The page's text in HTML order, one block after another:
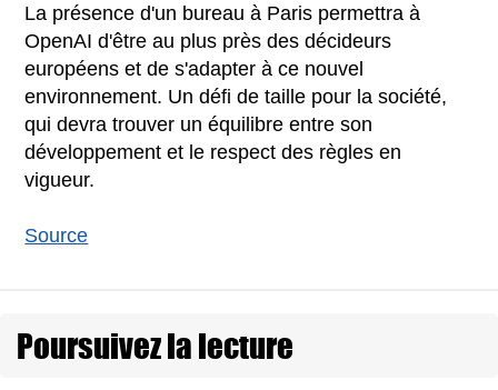
La présence d'un bureau à Paris permettra à
OpenAI d'être au plus près des décideurs
européens et de s'adapter à ce nouvel
environnement. Un défi de taille pour la société,
qui devra trouver un équilibre entre son
développement et le respect des règles en
vigueur.
Source
Poursuivez la lecture